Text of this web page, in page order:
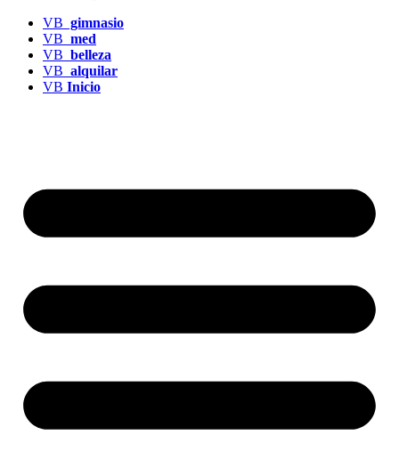
VB gimnasio
VB med
VB belleza
VB alquilar
VB Inicio